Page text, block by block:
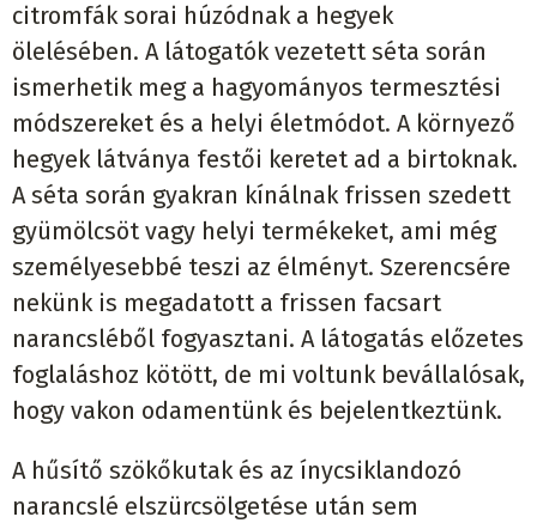
citromfák sorai húzódnak a hegyek
ölelésében. A látogatók vezetett séta során
ismerhetik meg a hagyományos termesztési
módszereket és a helyi életmódot. A környező
hegyek látványa festői keretet ad a birtoknak.
A séta során gyakran kínálnak frissen szedett
gyümölcsöt vagy helyi termékeket, ami még
személyesebbé teszi az élményt. Szerencsére
nekünk is megadatott a frissen facsart
narancsléből fogyasztani. A látogatás előzetes
foglaláshoz kötött, de mi voltunk bevállalósak,
hogy vakon odamentünk és bejelentkeztünk.
A hűsítő szökőkutak és az ínycsiklandozó
narancslé elszürcsölgetése után sem